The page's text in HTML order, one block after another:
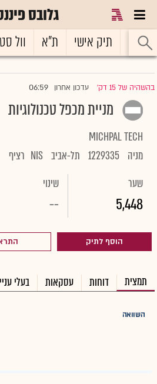
גלובס
ראשי תיק אישי ת"א וול
בהשהיה של 15 דק' |עדכון אחרון 06:59
מניית מכפל טכנולוגיות
MICHPAL TECH
מניה 1229335 תל-אביב NIS רציף
שער
5,448
שינוי
--
הוסף לתיק
תמצית דוחות עסקאות בעלי
השוואה